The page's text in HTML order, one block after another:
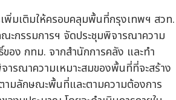
พิ่มเติมให้ครอบคลุมพื้นที่กรุงเทพฯ สวท.
ะกรรมการฯ จัดประชุมพิจารณาความ
อง กทม. จากสำนักการคลัง และทำ
ารณาความเหมาะสมของพื้นที่ที่จะสร้าง
มลักษณะพื้นที่และตามความต้องการ